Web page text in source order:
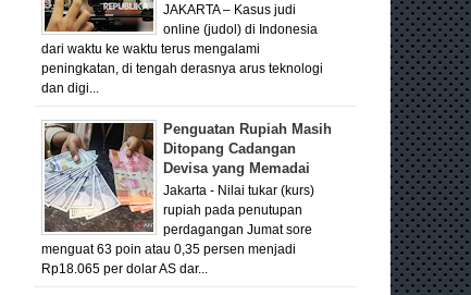
JAKARTA – Kasus judi
online (judol) di Indonesia
dari waktu ke waktu terus mengalami
peningkatan, di tengah derasnya arus teknologi
dan digi...
Penguatan Rupiah Masih
Ditopang Cadangan
Devisa yang Memadai
Jakarta - Nilai tukar (kurs)
rupiah pada penutupan
perdagangan Jumat sore
menguat 63 poin atau 0,35 persen menjadi
Rp18.065 per dolar AS dar...